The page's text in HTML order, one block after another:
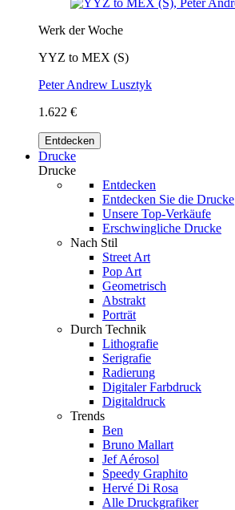
Werk der Woche
YYZ to MEX (S)
Peter Andrew Lusztyk
1.622 €
Entdecken
Drucke
Drucke
Entdecken
Entdecken Sie die Drucke
Unsere Top-Verkäufe
Erschwingliche Drucke
Nach Stil
Street Art
Pop Art
Geometrisch
Abstrakt
Porträt
Durch Technik
Lithografie
Serigrafie
Radierung
Digitaler Farbdruck
Digitaldruck
Trends
Ben
Bruno Mallart
Jef Aérosol
Speedy Graphito
Hervé Di Rosa
Alle Druckgrafiker